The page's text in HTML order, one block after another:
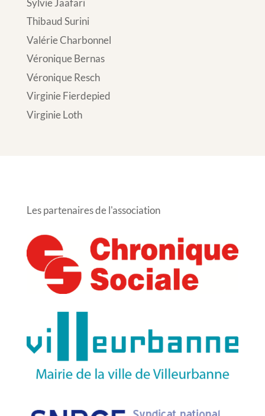
Sylvie Jaafari
Thibaud Surini
Valérie Charbonnel
Véronique Bernas
Véronique Resch
Virginie Fierdepied
Virginie Loth
Les partenaires de l'association